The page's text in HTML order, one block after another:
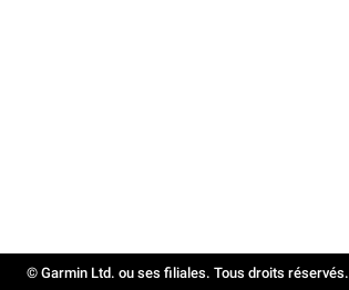
© Garmin Ltd. ou ses filiales. Tous droits réservés.